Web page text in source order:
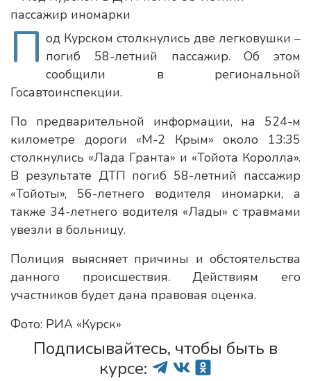
П од Курском столкнулись две легковушки –
погиб 58-летний пассажир. Об этом
сообщили в региональной
Госавтоинспекции.
По предварительной информации, на 524-м
километре дороги «М-2 Крым» около 13:35
столкнулись «Лада Гранта» и «Тойота Королла».
В результате ДТП погиб 58-летний пассажир
«Тойоты», 56-летнего водителя иномарки, а
также 34-летнего водителя «Лады» с травмами
увезли в больницу.
Полиция выясняет причины и обстоятельства
данного происшествия. Действиям его
участников будет дана правовая оценка.
Фото: РИА «Курск»
Подписывайтесь, чтобы быть в
курсе: